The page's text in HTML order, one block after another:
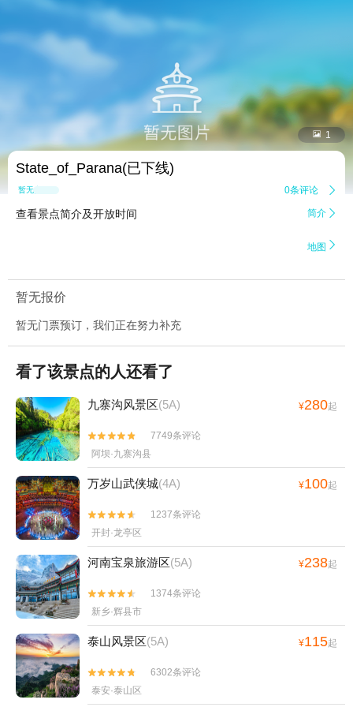
 1
State_of_Parana(已下线)
暂无点评 0条评论 
查看景点简介及开放时间 简介 
地图 
暂无报价
暂无门票预订，我们正在努力补充
看了该景点的人还看了
九寨沟风景区(5A) ¥280起


7749条评论
阿坝·九寨沟县
万岁山武侠城(4A) ¥100起


1237条评论
开封·龙亭区
河南宝泉旅游区(5A) ¥238起


1374条评论
新乡·辉县市
泰山风景区(5A) ¥115起


6302条评论
泰安·泰山区